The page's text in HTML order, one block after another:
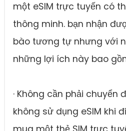
một eSIM trực tuyến có
thông minh. bạn nhận
bào tương tự nhưng với
những lợi ích này bao
· Không cần phải chuyển
không sử dụng eSIM khi